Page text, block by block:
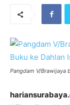
Pangdam V/Brawijaya